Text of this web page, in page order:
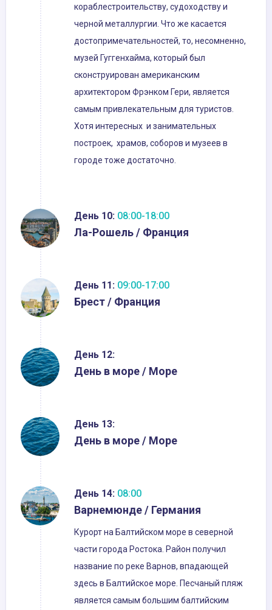
кораблестроительству, судоходству и
черной металлургии. Что же касается
достопримечательностей, то, несомненно,
музей Гуггенхайма, который был
сконструирован американским
архитектором Фрэнком Гери, является
самым привлекательным для туристов.
Хотя интересных и занимательных
построек, храмов, соборов и музеев в
городе тоже достаточно.
День 10: 08:00-18:00
Ла-Рошель / Франция
День 11: 09:00-17:00
Брест / Франция
День 12:
День в море / Море
День 13:
День в море / Море
День 14: 08:00
Варнемюнде / Германия
Курорт на Балтийском море в северной
части города Ростока. Район получил
название по реке Варнов, впадающей
здесь в Балтийское море. Песчаный пляж
является самым большим балтийским